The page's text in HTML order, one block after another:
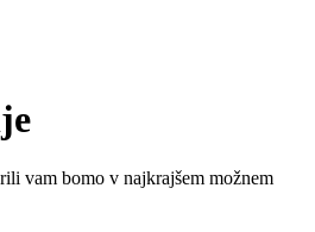
vam bomo v najkrajšem možnem